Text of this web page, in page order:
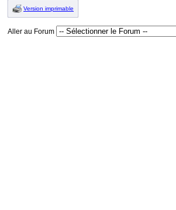
Version imprimable
Aller au Forum